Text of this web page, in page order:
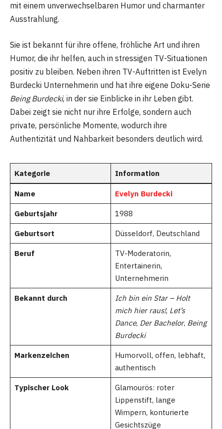
mit einem unverwechselbaren Humor und charmanter
Ausstrahlung.
Sie ist bekannt für ihre offene, fröhliche Art und ihren
Humor, die ihr helfen, auch in stressigen TV-Situationen
positiv zu bleiben. Neben ihren TV-Auftritten ist Evelyn
Burdecki Unternehmerin und hat ihre eigene Doku-Serie
Being Burdecki, in der sie Einblicke in ihr Leben gibt.
Dabei zeigt sie nicht nur ihre Erfolge, sondern auch
private, persönliche Momente, wodurch ihre
Authentizität und Nahbarkeit besonders deutlich wird.
Kategorie Information
Name Evelyn Burdecki
Geburtsjahr 1988
Geburtsort Düsseldorf, Deutschland
Beruf
TV-Moderatorin,
Entertainerin,
Unternehmerin
Bekannt durch
Ich bin ein Star – Holt
mich hier raus!, Let’s
Dance, Der Bachelor, Being
Burdecki
Markenzeichen
Humorvoll, offen, lebhaft,
authentisch
Typischer Look
Glamourös: roter
Lippenstift, lange
Wimpern, konturierte
Gesichtszüge